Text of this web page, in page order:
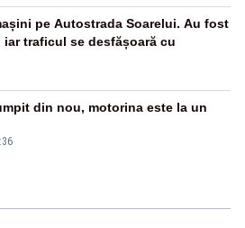
pe Autostrada Soarelui. Au fost
iar traficul se desfășoară cu
din nou, motorina este la un